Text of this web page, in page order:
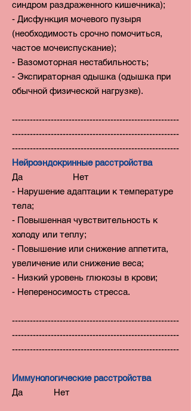
синдром раздраженного кишечника);
- Дисфункция мочевого пузыря
(необходимость срочно помочиться,
частое мочеиспускание);
- Вазомоторная нестабильность;
- Экспираторная одышка (одышка при
обычной физической нагрузке).
--------------------------------------------------------
--------------------------------------------------------
--------------------------------------------------------
Нейроэндокринные расстройства
Да Нет
- Нарушение адаптации к температуре
тела;
- Повышенная чувствительность к
холоду или теплу;
- Повышение или снижение аппетита,
увеличение или снижение веса;
- Низкий уровень глюкозы в крови;
- Непереносимость стресса.
--------------------------------------------------------
--------------------------------------------------------
--------------------------------------------------------
Иммунологические расстройства
Да Нет